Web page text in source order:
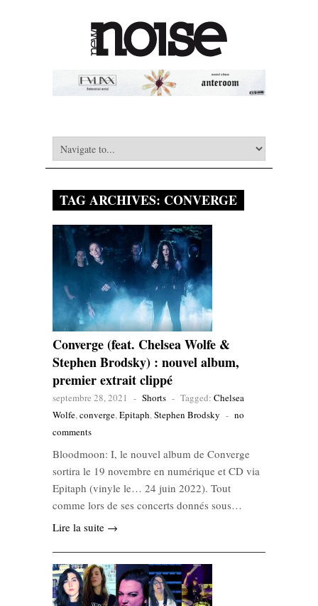
TAG ARCHIVES: CONVERGE
Converge (feat. Chelsea Wolfe &
Stephen Brodsky) : nouvel album,
premier extrait clippé
septembre 28, 2021 - Shorts - Tagged: Chelsea
Wolfe,converge,Epitaph,Stephen Brodsky - no
comments
Bloodmoon: I, le nouvel album de Converge
sortira le 19 novembre en numérique et CD via
Epitaph (vinyle le… 24 juin 2022). Tout
comme lors de ses concerts donnés sous…
Lire la suite →